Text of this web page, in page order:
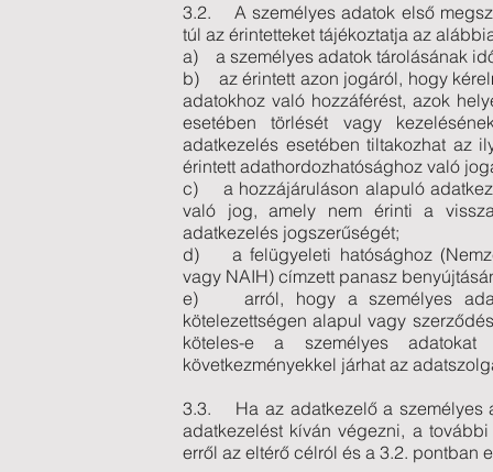
3.2. A személyes adatok első
túl az érintetteket tájékoztatja az
a) a személyes adatok tárolásának
b) az érintett azon jogáról, hogy
adatokhoz való hozzáférést, azok
esetében törlését vagy
adatkezelés esetében tiltakozhat az
érintett adathordozhatósághoz való
c) a hozzájáruláson alapuló
való jog, amely nem érinti a
adatkezelés jogszerűségét;
d) a felügyeleti hatósághoz
vagy NAIH) címzett panasz
e) arról, hogy a személyes adat
kötelezettségen alapul vagy
köteles-e a személyes
következményekkel járhat az
3.3. Ha az adatkezelő a személyes
adatkezelést kíván végezni, a
erről az eltérő célról és a 3.2. pontban